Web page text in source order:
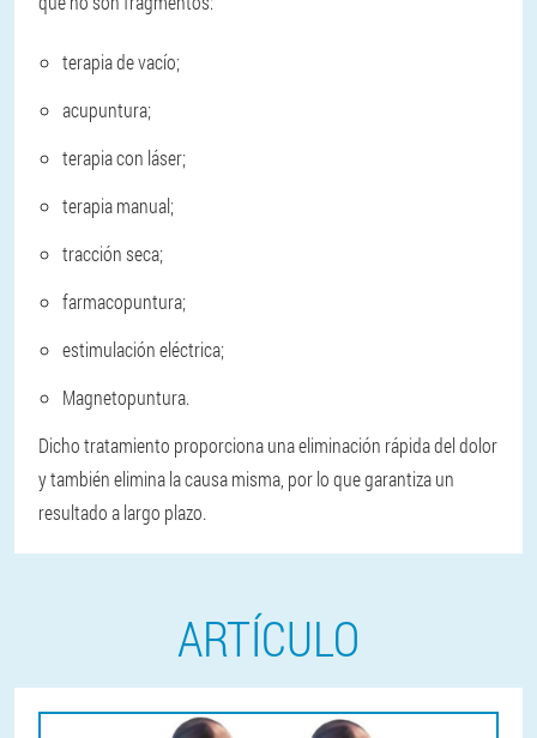
terapia de vacío;
acupuntura;
terapia con láser;
terapia manual;
tracción seca;
farmacopuntura;
estimulación eléctrica;
Magnetopuntura.
Dicho tratamiento proporciona una eliminación rápida del dolor
y también elimina la causa misma, por lo que garantiza un
resultado a largo plazo.
ARTÍCULO